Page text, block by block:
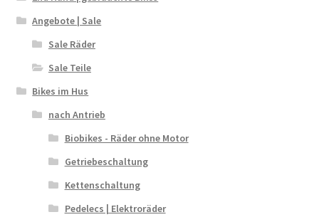
Angebote | Sale
Sale Räder
Sale Teile
Bikes im Hus
nach Antrieb
Biobikes - Räder ohne Motor
Getriebeschaltung
Kettenschaltung
Pedelecs | Elektroräder